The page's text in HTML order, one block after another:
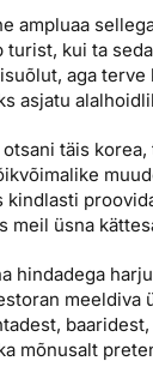
ampluaa
turist, kui ta
aga terve
asjatu
täis
kindlasti
meil üsna
hindadega
meeldiva
mõnusalt